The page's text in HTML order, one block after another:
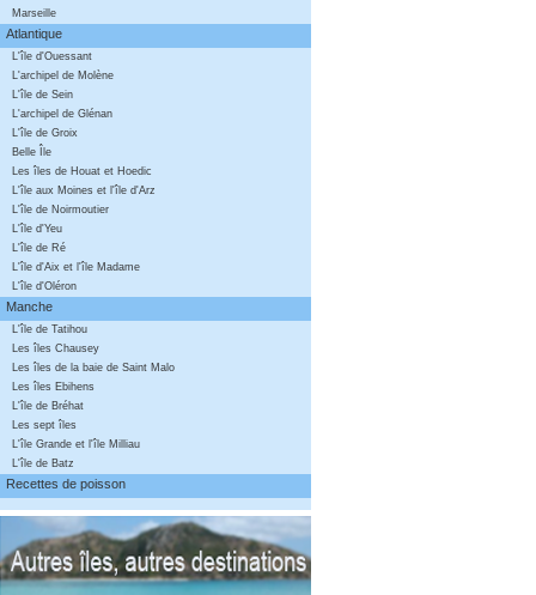
Marseille
Atlantique
L'île d'Ouessant
L'archipel de Molène
L'île de Sein
L'archipel de Glénan
L'île de Groix
Belle Île
Les îles de Houat et Hoedic
L'île aux Moines et l'île d'Arz
L'île de Noirmoutier
L'île d'Yeu
L'île de Ré
L'île d'Aix et l'île Madame
L'île d'Oléron
Manche
L'île de Tatihou
Les îles Chausey
Les îles de la baie de Saint Malo
Les îles Ebihens
L'île de Bréhat
Les sept îles
L'île Grande et l'île Milliau
L'île de Batz
Recettes de poisson